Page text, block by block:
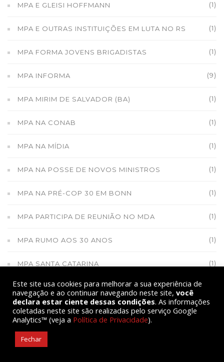
MPA E GLEISI HOFFMANN (1)
MPA E OUTRAS INSTITUIÇÕES EM LUTA NO RS (1)
MPA FORMA JOVENS BRIGADISTAS (1)
MPA INFORMA (9)
MPA MIRIM DE SALVADOR (BA) (1)
MPA NA CONAB (1)
MPA NA MÍDIA (1)
MPA NA POSSE DE NOVOS MINISTROS (1)
MPA NA PRÉ-COP 30 EM BONN (1)
MPA PARTICIPA DE REUNIÃO NO MDA (1)
MPA RUMO AOS 30 ANOS (1)
MPA SANTA CATARINA (1)
MPA TOMA POSSE NO CONSEA
MUDANÇAS CLIMÁTICAS
MULHERES
Este site usa cookies para melhorar a sua experiência de
navegação e ao continuar navegando neste site, você
declara estar ciente dessas condições. As informações
coletadas neste site são realizadas pelo serviço Google
Analytics™ (veja a Política de Privacidade).
Fechar